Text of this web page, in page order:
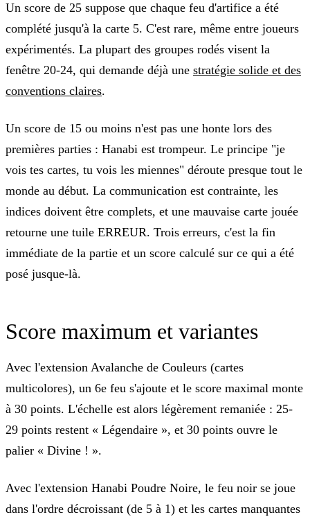
Un score de 25 suppose que chaque feu d'artifice a été
complété jusqu'à la carte 5. C'est rare, même entre joueurs
expérimentés. La plupart des groupes rodés visent la
fenêtre 20-24, qui demande déjà une stratégie solide et des
conventions claires.
Un score de 15 ou moins n'est pas une honte lors des
premières parties : Hanabi est trompeur. Le principe "je
vois tes cartes, tu vois les miennes" déroute presque tout le
monde au début. La communication est contrainte, les
indices doivent être complets, et une mauvaise carte jouée
retourne une tuile ERREUR. Trois erreurs, c'est la fin
immédiate de la partie et un score calculé sur ce qui a été
posé jusque-là.
Score maximum et variantes
Avec l'extension Avalanche de Couleurs (cartes
multicolores), un 6e feu s'ajoute et le score maximal monte
à 30 points. L'échelle est alors légèrement remaniée : 25-
29 points restent « Légendaire », et 30 points ouvre le
palier « Divine ! ».
Avec l'extension Hanabi Poudre Noire, le feu noir se joue
dans l'ordre décroissant (de 5 à 1) et les cartes manquantes